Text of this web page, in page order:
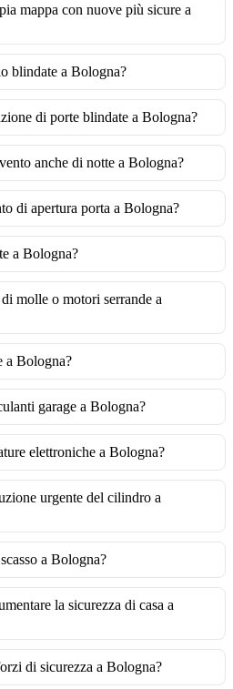
mappa con nuove più sicure a
blindate a Bologna?
di porte blindate a Bologna?
anche di notte a Bologna?
di apertura porta a Bologna?
a Bologna?
molle o motori serrande a
a Bologna?
garage a Bologna?
elettroniche a Bologna?
urgente del cilindro a
a Bologna?
la sicurezza di casa a
di sicurezza a Bologna?